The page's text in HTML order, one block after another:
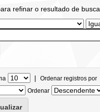
refinar o resultado de busca.
| Ordenar registros por
Ordenar